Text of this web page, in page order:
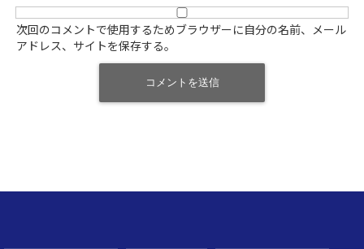
次回のコメントで使用するためブラウザーに自分の名前、メール
アドレス、サイトを保存する。